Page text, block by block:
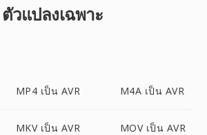
ตัวแปลงเฉพาะ
MP4 เป็น AVR M4A เป็น AVR
MKV เป็น AVR MOV เป็น AVR